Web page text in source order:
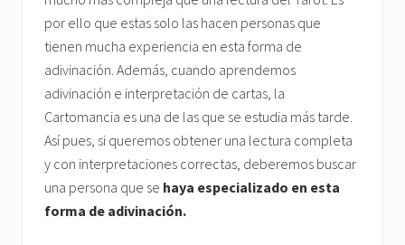
por ello que estas solo las hacen personas que
tienen mucha experiencia en esta forma de
adivinación. Además, cuando aprendemos
adivinación e interpretación de cartas, la
Cartomancia es una de las que se estudia más tarde.
Así pues, si queremos obtener una lectura completa
y con interpretaciones correctas, deberemos buscar
una persona que se haya especializado en esta
forma de adivinación.